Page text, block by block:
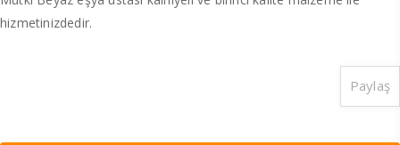
hizmetinizdedir.
Paylaş